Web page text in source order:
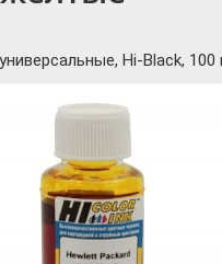
Hi-Black,